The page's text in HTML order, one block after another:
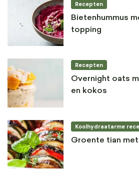
Recepten
Bietenhummus
topping
Recepten
Overnight oats
en kokos
Koolhydraatarme
Groente tian